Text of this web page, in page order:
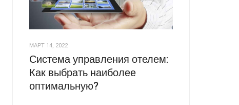
МАРТ 14, 2022
Система управления отелем:
Как выбрать наиболее
оптимальную?